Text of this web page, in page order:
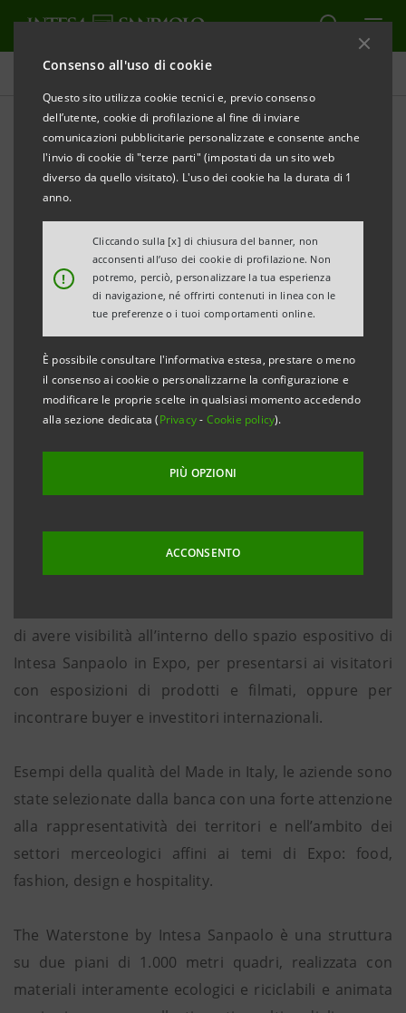
Consenso all'uso di cookie
Questo sito utilizza cookie tecnici e, previo consenso
dell’utente, cookie di profilazione al fine di inviare
comunicazioni pubblicitarie personalizzate e consente anche
l'invio di cookie di "terze parti" (impostati da un sito web
diverso da quello visitato). L'uso dei cookie ha la durata di 1
anno.
!
Cliccando sulla [x] di chiusura del banner, non
acconsenti all’uso dei cookie di profilazione. Non
potremo, perciò, personalizzare la tua esperienza
di navigazione, né offrirti contenuti in linea con le
tue preferenze o i tuoi comportamenti online.
È possibile consultare l'informativa estesa, prestare o meno
il consenso ai cookie o personalizzarne la configurazione e
modificare le proprie scelte in qualsiasi momento accedendo
alla sezione dedicata (Privacy- Cookie policy).
PIÙ OPZIONI
ACCONSENTO
Comunicati stampa
STAMPA AGGIORNA
COMUNICATO STAMPA
APPENNINO FOOD A EXPO MILANO 2015
SANPAOLO
400 ECCELLENZE ITALIANE SI RACCONTANO
Bologna, 13 ottobre 2015. Mercoledì 14 ottobre
Appennino Food, moderna azienda che dal cuore dei
colli bolognesi distribuisce in Italia e nel mondo
prodotti alimentari di alta qualità, tra cui funghi e
propria storia all’Expo Milano 2015 nello spazio
espositivo The Waterstone di Intesa Sanpaolo.
Grazie all’iniziativa “Ecco la mia impresa”, 400 piccole
e medie imprese, espressione del made in Italy
di avere visibilità all’interno dello spazio espositivo di
Intesa Sanpaolo in Expo, per presentarsi ai visitatori
con esposizioni di prodotti e filmati, oppure per
incontrare buyer e investitori internazionali.
Esempi della qualità del Made in Italy, le aziende sono
state selezionate dalla banca con una forte attenzione
alla rappresentatività dei territori e nell’ambito dei
settori merceologici affini ai temi di Expo: food,
fashion, design e hospitality.
The Waterstone by Intesa Sanpaolo è una struttura
su due piani di 1.000 metri quadri, realizzata con
materiali interamente ecologici e riciclabili e animata